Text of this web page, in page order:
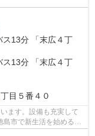
ス13分 「末広４丁
ス13分 「末広４丁
丁目５番４０
ます。設備も充実して
島市で新生活を始めるな